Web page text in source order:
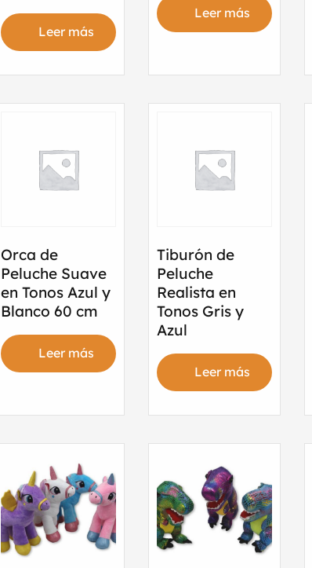
Leer más
Leer más
Orca de
Peluche Suave
en Tonos Azul y
Blanco 60 cm
Leer más
Tiburón de
Peluche
Realista en
Tonos Gris y
Azul
Leer más